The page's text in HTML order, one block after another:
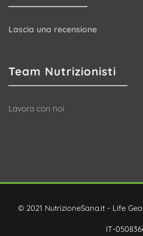
Lascia una recensione
Team Nutrizionisti
Lavora con noi
© 2021 NutrizioneSana.it - Life
IT-